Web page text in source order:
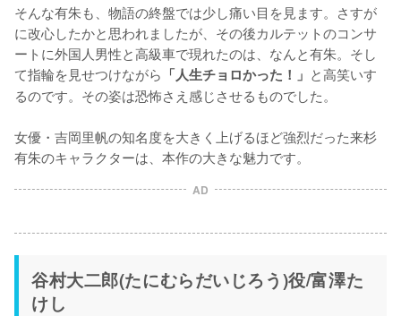
そんな有朱も、物語の終盤では少し痛い目を見ます。さすが
に改心したかと思われましたが、その後カルテットのコンサ
ートに外国人男性と高級車で現れたのは、なんと有朱。そし
て指輪を見せつけながら 「人生チョロかった！」 と高笑いす
るのです。その姿は恐怖さえ感じさせるものでした。
女優・吉岡里帆の知名度を大きく上げるほど強烈だった来杉
有朱のキャラクターは、本作の大きな魅力です。
AD
谷村大二郎(たにむらだいじろう)役/富澤た
けし